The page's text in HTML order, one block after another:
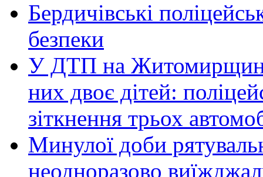
Бердичівські
безпеки
У ДТП на Житомирщині
них двоє дітей:
зіткнення трьох
Минулої доби
неодноразово